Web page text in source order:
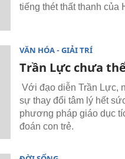
tiếng thét thất thanh của
VĂN HÓA - GIẢI TRÍ
Trần Lực chưa
Với đạo diễn Trần Lực,
sự thay đổi tâm lý hết
phương pháp giáo dục
đoán con trẻ.